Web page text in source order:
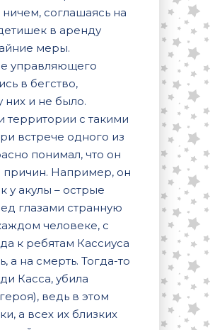
соглашаясь на
в аренду
меры.
управляющего
в бегство,
них и не было.
с такими
встрече одного из
понимал, что он
причин. Например, он
у акулы – острые
глазами странную
человеке, с
к ребятам Кассиуса
а на смерть. Тогда-то
Касса, убила
ведь в этом
а всех их близких